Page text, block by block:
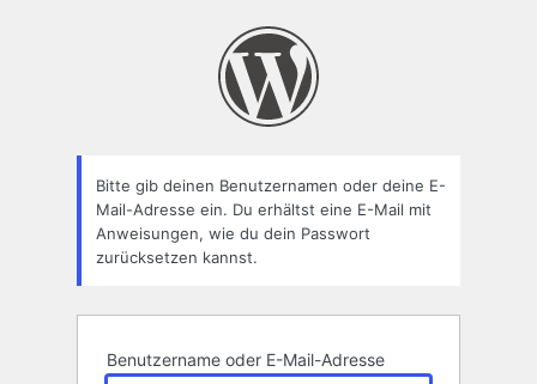
Bitte gib deinen Benutzernamen oder deine E-
Mail-Adresse ein. Du erhältst eine E-Mail mit
Anweisungen, wie du dein Passwort
zurücksetzen kannst.
Benutzername oder E-Mail-Adresse